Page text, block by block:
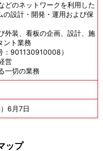
どのネットワークを利用した
の設計・開発・運用および保
外装、看板の企画、設計、施
ント業務
：901130910008）
営
一切の業務
6月7日
ップ